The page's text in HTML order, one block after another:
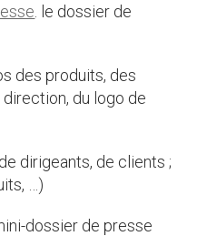
. le dossier de
des produits, des
du logo de
dirigeants, de clients ;
…)
dossier de presse